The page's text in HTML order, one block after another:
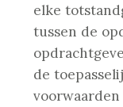
elke
tussen de
de